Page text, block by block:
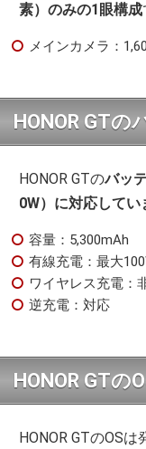
素）のみの1眼構成
メインカメラ：
HONOR GT
HONOR GTのバッ
0W）に対応してい
容量：5,300mAh
有線充電：最大
ワイヤレス充電：
逆充電：対応
HONOR GTの
HONOR GTのOS